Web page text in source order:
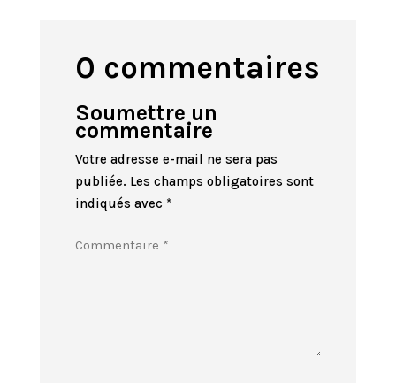
0 commentaires
Soumettre un
commentaire
Votre adresse e-mail ne sera pas
publiée. Les champs obligatoires sont
indiqués avec *